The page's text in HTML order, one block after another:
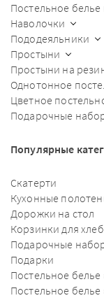
Постельное белье
Наволочки
Пододеяльники
Простыни
Простыни на
Однотонное
Цветное
Подарочные
Популярные
Скатерти
Кухонные
Дорожки на стол
Корзинки для
Подарочные
Подарки
Постельное белье
Постельное белье